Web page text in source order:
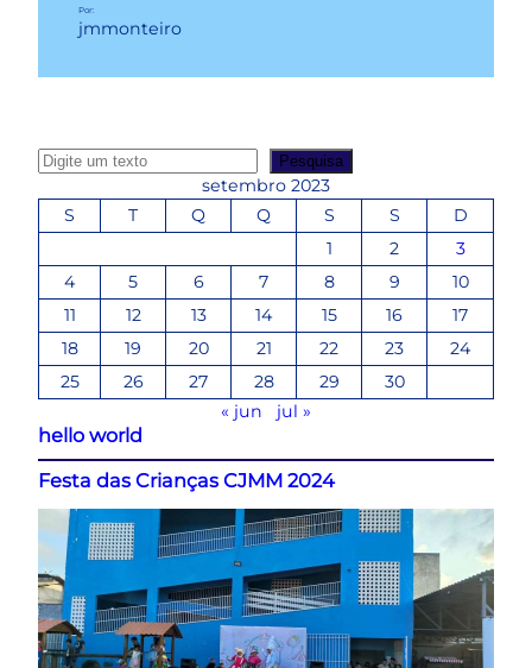
Por:
jmmonteiro
P
q
a
Pesquisa
setembro 2023
S
T Q Q S S
D
1
2
3
4
5 6 7 8 9
10
11
12 13 14 15 16
17
18
19 20 21 22 23
24
25
26 27 28 29
30
« jun
jul »
hello world
Festa das Crianças CJMM 2024